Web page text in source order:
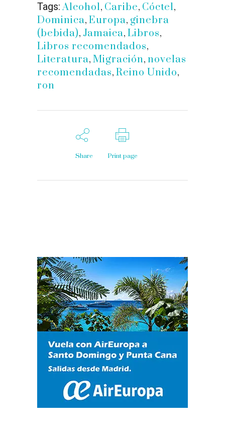
Tags: Alcohol, Caribe, Cóctel,
Dominica, Europa, ginebra
(bebida), Jamaica, Libros,
Libros recomendados,
Literatura, Migración, novelas
recomendadas, Reino Unido,
ron
Share Print page